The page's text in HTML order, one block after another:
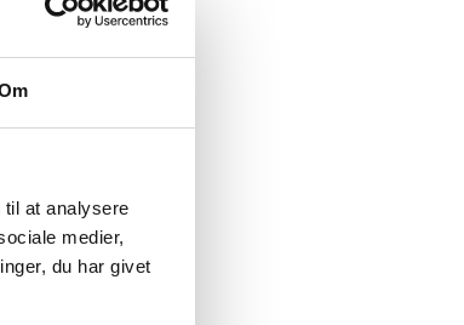
at analysere
medier,
du har givet